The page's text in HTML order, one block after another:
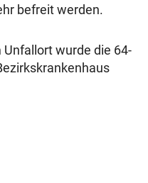
befreit werden.
wurde die 64-